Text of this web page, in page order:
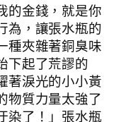
的金錢，就是你
為，讓張水瓶的
種夾雜著銅臭味
下起了荒謬的
著淚光的小小黃
物質力量太強了
染了！」張水瓶